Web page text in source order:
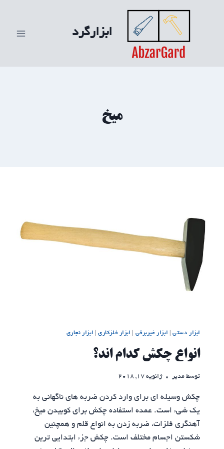
ابزارگرد
میخ
ابزار دستی| ابزار غیربرقی ابزار فلزکاری ابزار نجاری
انواع چکش کدام اند؟
توسط مدیر ژانویه 17, 2018
چکش وسیله ای برای وارد کردن ضربه های ناگهانی به
یک شیء است. عمده استفاده چکش برای کوبیدن میخ،
آهنگری فلزات، ضربه زدن به انواع قلم و همچنین
شکستن اجسام مختلف است. چکش جزء ابتدایی ترین